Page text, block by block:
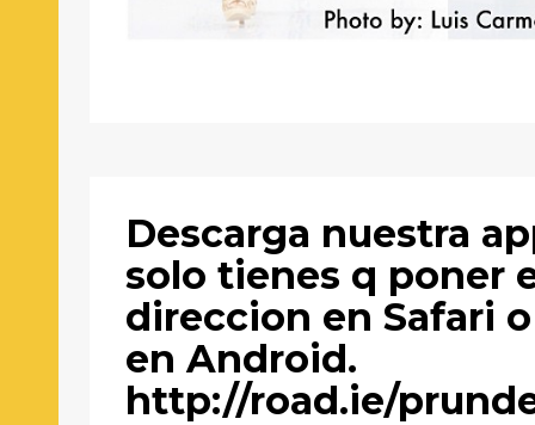
Descarga nuestra
solo tienes q poner
direccion en Safari
en Android.
http://road.ie/